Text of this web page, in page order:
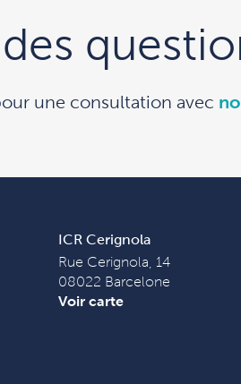
une consultation avec
ICR Cerignola
Rue Cerignola, 14
08022 Barcelone
Voir carte